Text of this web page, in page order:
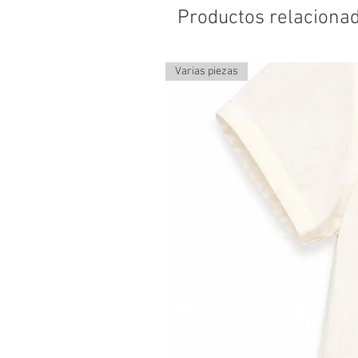
Productos
Varias piezas